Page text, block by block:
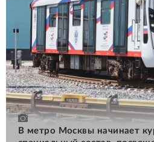
В метро Москвы начинает